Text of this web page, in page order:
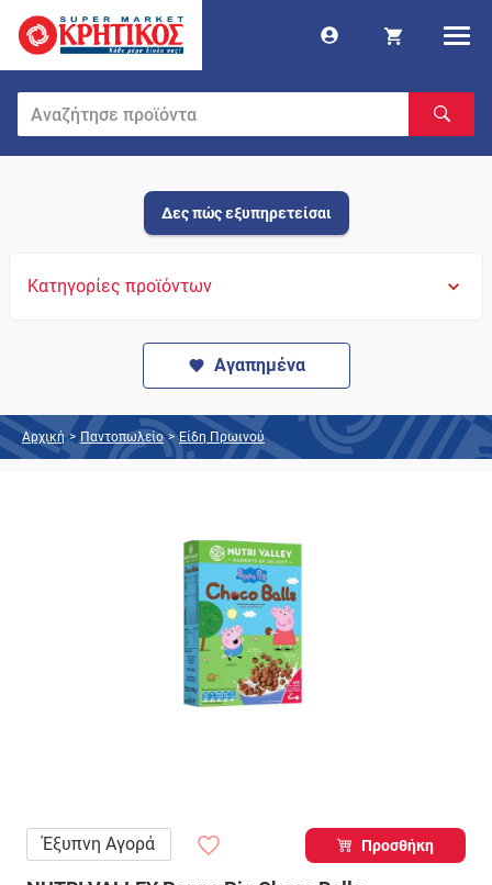
Δες πώς εξυπηρετείσαι
Κατηγορίες προϊόντων
Αγαπημένα
Αρχική > Παντοπωλείο > Είδη Πρωινού
Έξυπνη Αγορά Προσθήκη